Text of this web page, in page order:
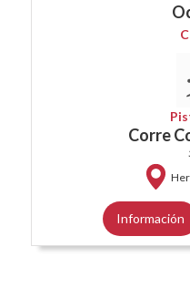
Corre
Información